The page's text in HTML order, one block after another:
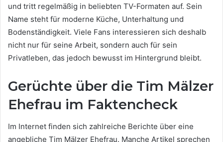
und tritt regelmäßig in beliebten TV-Formaten auf. Sein
Name steht für moderne Küche, Unterhaltung und
Bodenständigkeit. Viele Fans interessieren sich deshalb
nicht nur für seine Arbeit, sondern auch für sein
Privatleben, das jedoch bewusst im Hintergrund bleibt.
Gerüchte über die Tim Mälzer
Ehefrau im Faktencheck
Im Internet finden sich zahlreiche Berichte über eine
angebliche Tim Mälzer Ehefrau. Manche Artikel sprechen